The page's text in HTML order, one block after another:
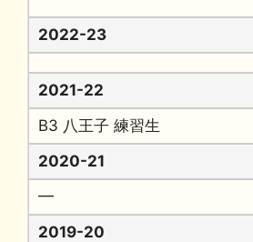
2022-23
2021-22
B3 八王子 練習生
2020-21
━
2019-20